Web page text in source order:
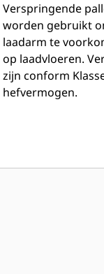
Verspringende
worden gebruikt
laadarm te
op laadvloeren.
zijn conform
hefvermogen.